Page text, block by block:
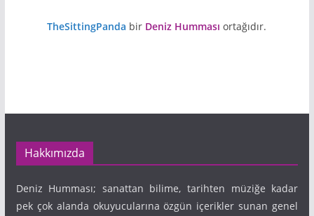
TheSittingPanda bir Deniz Humması ortağıdır.
Hakkımızda
Deniz Humması; sanattan bilime, tarihten müziğe kadar
pek çok alanda okuyucularına özgün içerikler sunan genel